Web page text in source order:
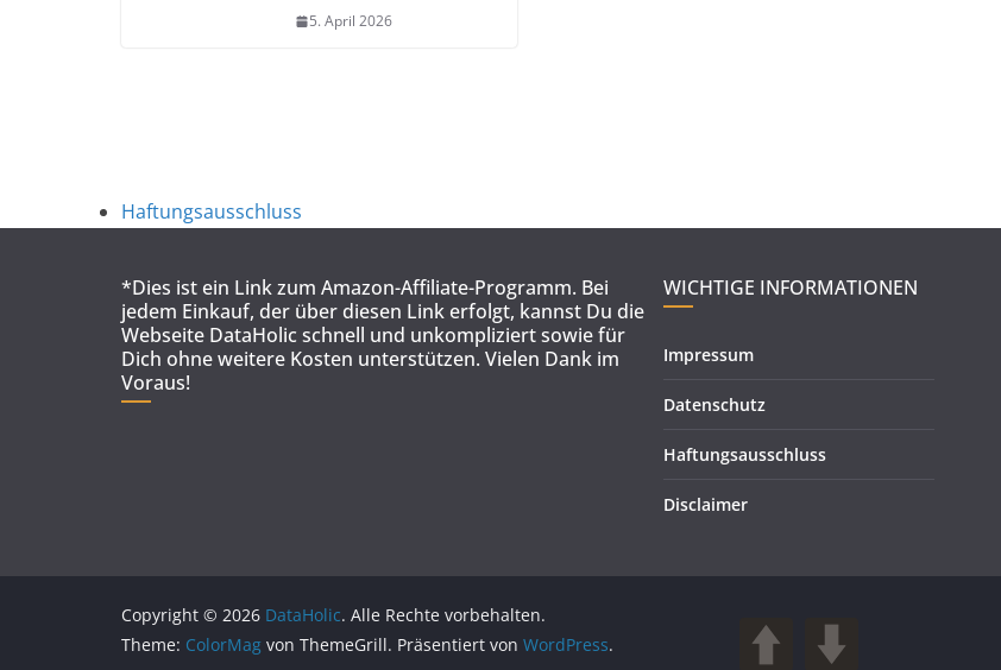
5. April 2026
Haftungsausschluss
*Dies ist ein Link zum Amazon-Affiliate-Programm. Bei
jedem Einkauf, der über diesen Link erfolgt, kannst Du die
Webseite DataHolic schnell und unkompliziert sowie für
Dich ohne weitere Kosten unterstützen. Vielen Dank im
Voraus!
WICHTIGE INFORMATIONEN
Impressum
Datenschutz
Haftungsausschluss
Disclaimer
Copyright © 2026 DataHolic. Alle Rechte vorbehalten.
Theme: ColorMag von ThemeGrill. Präsentiert von WordPress.